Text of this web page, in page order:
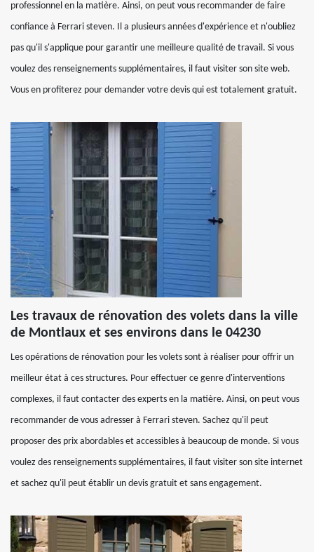
professionnel en la matière. Ainsi, on peut vous recommander de faire
confiance à Ferrari steven. Il a plusieurs années d'expérience et n'oubliez
pas qu'il s'applique pour garantir une meilleure qualité de travail. Si vous
voulez des renseignements supplémentaires, il faut visiter son site web.
Vous en profiterez pour demander votre devis qui est totalement gratuit.
Les travaux de rénovation des volets dans la ville
de Montlaux et ses environs dans le 04230
Les opérations de rénovation pour les volets sont à réaliser pour offrir un
meilleur état à ces structures. Pour effectuer ce genre d'interventions
complexes, il faut contacter des experts en la matière. Ainsi, on peut vous
recommander de vous adresser à Ferrari steven. Sachez qu'il peut
proposer des prix abordables et accessibles à beaucoup de monde. Si vous
voulez des renseignements supplémentaires, il faut visiter son site internet
et sachez qu'il peut établir un devis gratuit et sans engagement.